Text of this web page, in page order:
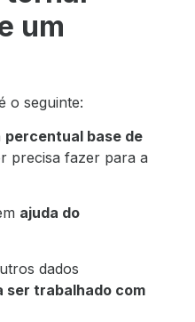
um
o seguinte:
percentual base de
precisa fazer para a
ajuda do
dados
ser trabalhado com